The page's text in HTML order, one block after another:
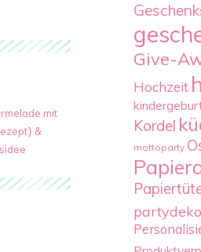
mit
&
Give-
Hochzeit
Kordel
mottoparty
partydeko